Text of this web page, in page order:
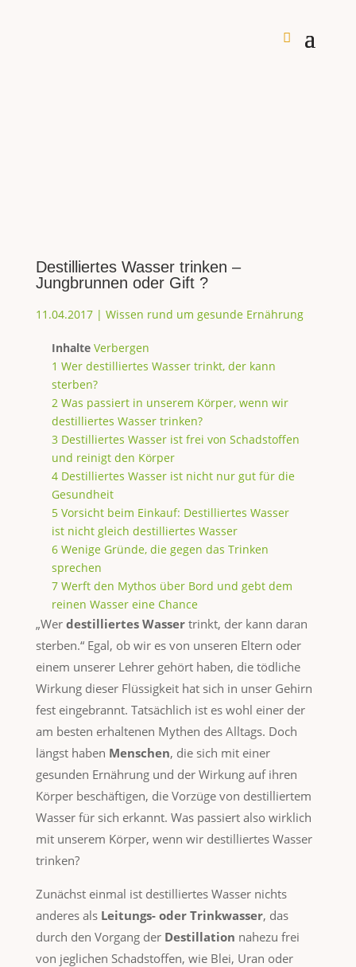
Destilliertes Wasser trinken –
Jungbrunnen oder Gift ?
11.04.2017| Wissen rund um gesunde Ernährung
Inhalte Verbergen
1 Wer destilliertes Wasser trinkt, der kann
sterben?
2 Was passiert in unserem Körper, wenn wir
destilliertes Wasser trinken?
3 Destilliertes Wasser ist frei von Schadstoffen
und reinigt den Körper
4 Destilliertes Wasser ist nicht nur gut für die
Gesundheit
5 Vorsicht beim Einkauf: Destilliertes Wasser
ist nicht gleich destilliertes Wasser
6 Wenige Gründe, die gegen das Trinken
sprechen
7 Werft den Mythos über Bord und gebt dem
reinen Wasser eine Chance
„Werdestilliertes Wassertrinkt, der kann daran
sterben.“ Egal, ob wir es von unseren Eltern oder
einem unserer Lehrer gehört haben, die tödliche
Wirkung dieser Flüssigkeit hat sich in unser Gehirn
fest eingebrannt. Tatsächlich ist es wohl einer der
am besten erhaltenen Mythen des Alltags. Doch
längst haben Menschen, die sich mit einer
gesunden Ernährung und der Wirkung auf ihren
Körper beschäftigen, die Vorzüge von destilliertem
Wasser für sich erkannt. Was passiert also wirklich
mit unserem Körper, wenn wir destilliertes Wasser
trinken?
Zunächst einmal ist destilliertes Wasser nichts
anderes als Leitungs- oder Trinkwasser, das
durch den Vorgang der Destillation nahezu frei
von jeglichen Schadstoffen, wie Blei, Uran oder